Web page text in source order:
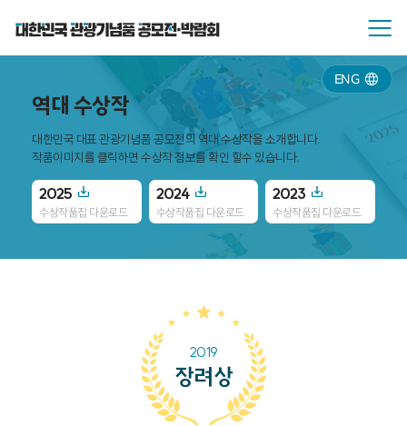
역대 수상작
대한민국 대표 관광기념품 공모전의 역대 수상작을 소개합니다.
작품이미지를 클릭하면 수상작 정보를 확인 할수 있습니다.
2025
수상작품집 다운로드
2024
수상작품집 다운로드
2023
수상작품집 다운로드
ENG
2019
장려상